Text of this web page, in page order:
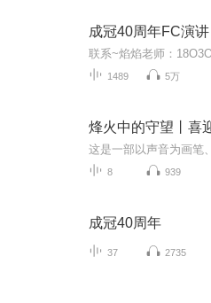
成冠40周年FC演讲
1489 5万
8 939
成冠40周年
37 2735